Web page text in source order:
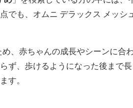
でも、オムニ デラックス メッ
め、赤ちゃんの成長やシーンに合
ず、歩けるようになった後まで
す。